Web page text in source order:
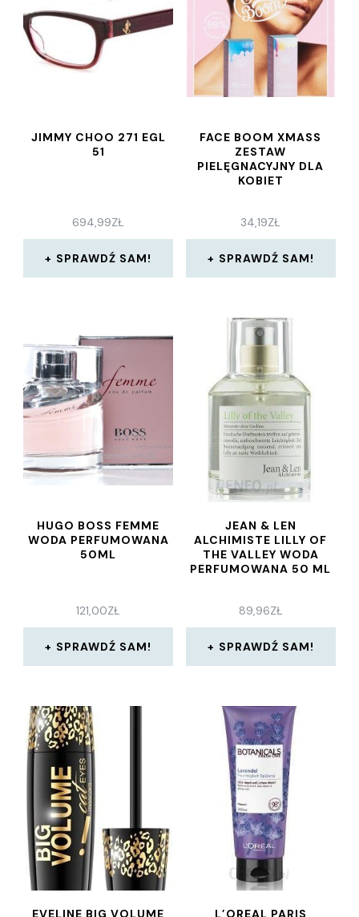
JIMMY CHOO 271 EGL
51
694,99ZŁ
SPRAWDŹ SAM!
FACE BOOM XMASS
ZESTAW
PIELĘGNACYJNY DLA
KOBIET
34,19ZŁ
SPRAWDŹ SAM!
HUGO BOSS FEMME
WODA PERFUMOWANA
50ML
121,00ZŁ
SPRAWDŹ SAM!
JEAN & LEN
ALCHIMISTE LILLY OF
THE VALLEY WODA
PERFUMOWANA 50 ML
89,96ZŁ
SPRAWDŹ SAM!
EVELINE BIG VOLUME L’OREAL PARIS